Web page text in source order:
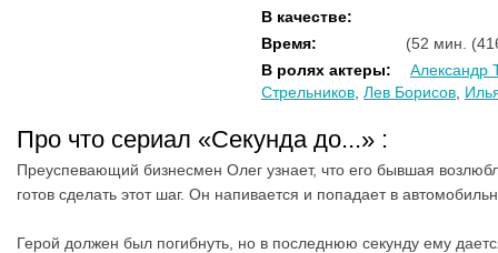
В качестве:
Время:
(52 мин.
В ролях актеры:
Александр
Стрельников Лев Борисов
Про что сериал «Секунда до...» :
Преуспевающий бизнесмен Олег узнает, что его бывшая
готов сделать этот шаг. Он напивается и попадает в
Герой должен был погибнуть, но в последнюю секунду ему